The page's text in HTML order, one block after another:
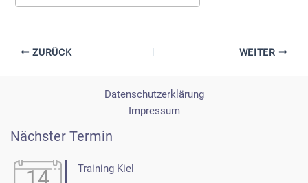
ZURÜCK WEITER
Datenschutzerklärung
Impressum
Nächster Termin
14 Training Kiel